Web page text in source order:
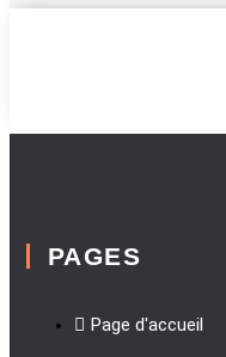
PAGES
Page d'accueil